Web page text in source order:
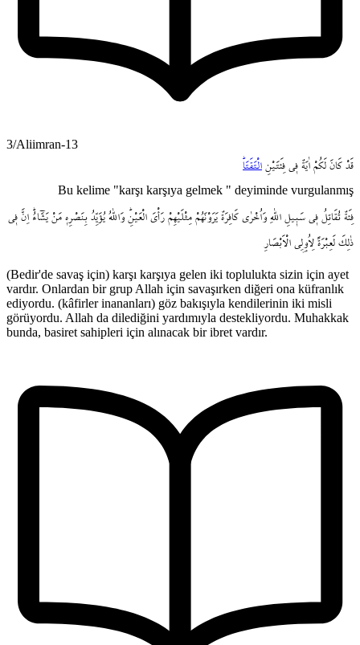
3/Aliimran-13
قَدْ كَانَ لَكُمْ اٰيَةٌ ف۪ي فِئَتَيْنِ الْتَقَتَاۜ
Bu kelime "karşı karşıya gelmek " deyiminde vurgulanmış
فِئَةٌ تُقَاتِلُ ف۪ي سَب۪يلِ اللّٰهِ وَاُخْرٰى كَافِرَةٌ يَرَوْنَهُمْ مِثْلَيْهِمْ رَأْيَ الْعَيْنِۜ وَاللّٰهُ يُؤَيِّدُ بِنَصْرِه۪ مَنْ يَشَٓاءُۜ اِنَّ ف۪ي
ذٰلِكَ لَعِبْرَةً لِاُو۬لِي الْاَبْصَارِ
(Bedir'de savaş için) karşı karşıya gelen iki toplulukta sizin için ayet
vardır. Onlardan bir grup Allah için savaşırken diğeri ona küfranlık
ediyordu. (kâfirler inananları) göz bakışıyla kendilerinin iki misli
görüyordu. Allah da dilediğini yardımıyla destekliyordu. Muhakkak
bunda, basiret sahipleri için alınacak bir ibret vardır.